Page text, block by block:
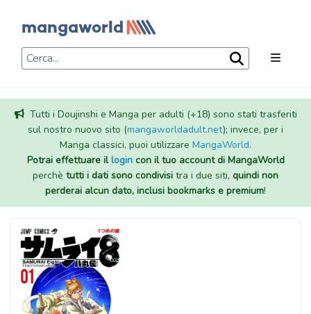
Tutti i Doujinshi e Manga per adulti (+18) sono stati trasferiti
sul nostro nuovo sito (mangaworldadult.net); invece, per i
Manga classici, puoi utilizzare MangaWorld.
Potrai effettuare illogincon il tuo account di MangaWorld
perchè tutti i dati sono condivisi tra i due siti, quindi non
perderai alcun dato, inclusi bookmarks e premium!